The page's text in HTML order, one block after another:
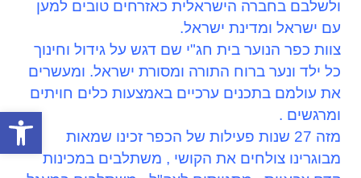
ולשלבם בחברה הישראלית כאזרחים טובים למען
עם ישראל ומדינת ישראל.
צוות כפר הנוער בית חג"י שם דגש על גידול וחינוך
כל ילד ונער ברוח התורה ומסורת ישראל. ומעשרים
את עולמם בתכנים ערכיים באמצעות כלים חויתים
ומרגשים .
מזה 27 שנות פעילות של הכפר זכינו שמאות
מבוגרינו צולחים את הקושי , משתלבים במכינות
פתח